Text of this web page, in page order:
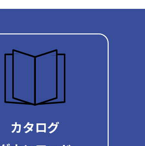
カタログ